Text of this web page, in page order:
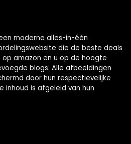
moderne alles-in-één
die de beste deals
amazon en u op de hoogte
blogs. Alle afbeeldingen
door hun respectievelijke
inhoud is afgeleid van hun